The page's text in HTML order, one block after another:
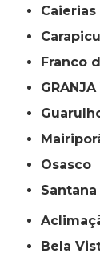
Caierias
Franco
Osasco
Bela